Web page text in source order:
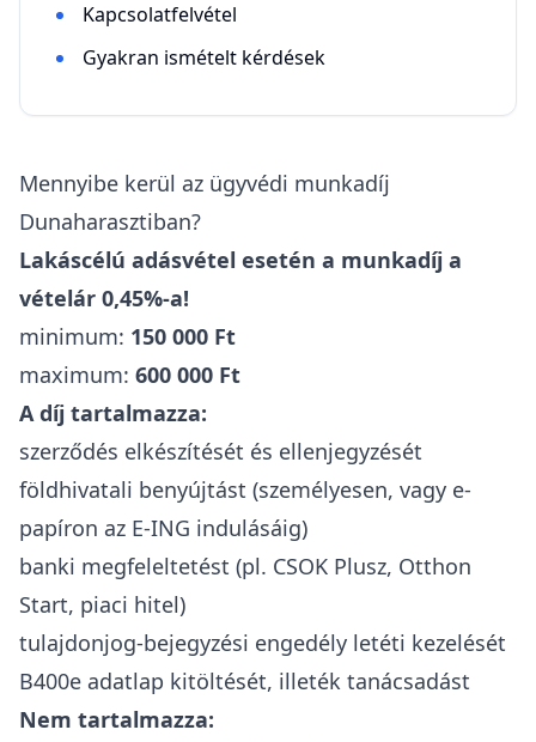
Kapcsolatfelvétel
Gyakran ismételt kérdések
Mennyibe kerül az ügyvédi munkadíj
Dunaharasztiban?
Lakáscélú adásvétel esetén a munkadíj a
vételár 0,45%-a!
minimum: 150 000 Ft
maximum: 600 000 Ft
A díj tartalmazza:
szerződés elkészítését és ellenjegyzését
földhivatali benyújtást (személyesen, vagy e-
papíron az E-ING indulásáig)
banki megfeleltetést (pl. CSOK Plusz, Otthon
Start, piaci hitel)
tulajdonjog-bejegyzési engedély letéti kezelését
B400e adatlap kitöltését, illeték tanácsadást
Nem tartalmazza: